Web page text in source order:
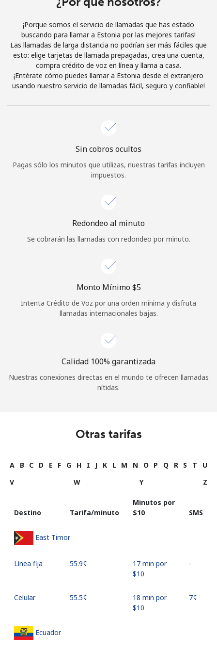
o
Continuar con
¡Porque somos el servicio de llamadas que has estado
buscando para llamar a Estonia por las mejores tarifas!
Las llamadas de larga distancia no podrían ser más fáciles que
esto: elige tarjetas de llamada prepagadas, crea una cuenta,
compra crédito de voz en línea y llama a casa.
¡Entérate cómo puedes llamar a Estonia desde el extranjero
usando nuestro servicio de llamadas fácil, seguro y confiable!
Sin cobros ocultos
Pagas sólo los minutos que utilizas, nuestras tarifas incluyen
impuestos.
Redondeo al minuto
Se cobrarán las llamadas con redondeo por minuto.
Monto Mínimo ⁦$5⁩
Intenta Crédito de Voz por una orden mínima y disfruta
llamadas internacionales bajas.
Calidad 100% garantizada
Nuestras conexiones directas en el mundo te ofrecen llamadas
nítidas.
Otras tarifas
A B C D E F G H I J K L M N O P Q R S T
U
V
W Y Z
Destino Tarifa/minuto
Minutos por
⁦$10⁩
SMS
East Timor
Línea fija ⁦55.9¢⁩
17 min por
⁦$10⁩
-
Celular ⁦55.5¢⁩
18 min por
⁦$10⁩
⁦7¢⁩
Ecuador